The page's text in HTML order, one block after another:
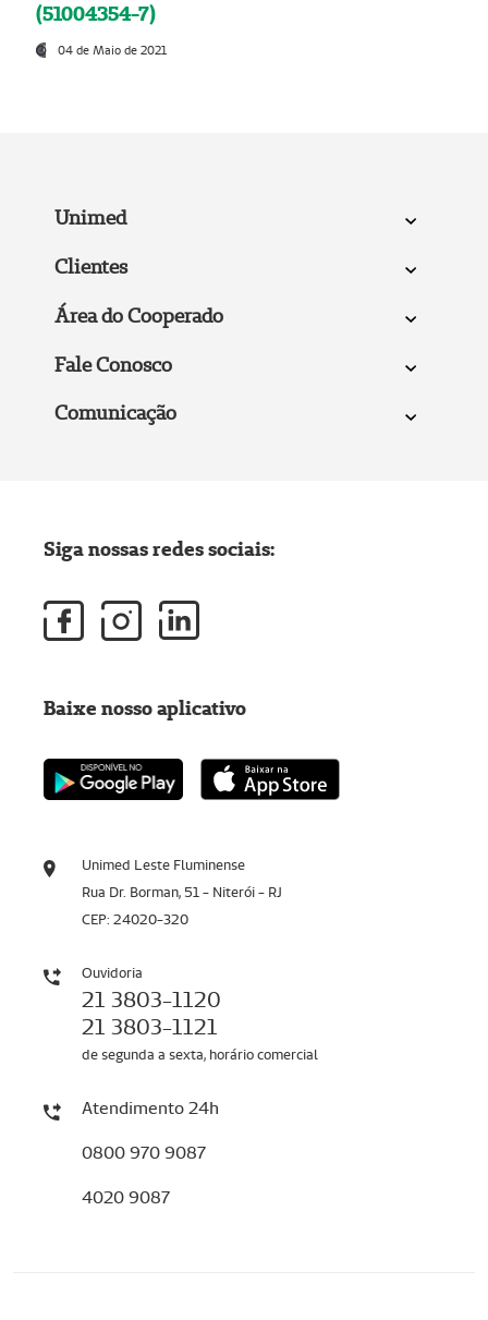
(51004354-7)
04 de Maio de 2021
Unimed
Clientes
Área do Cooperado
Fale Conosco
Comunicação
Unimed Leste Fluminense
Rua Dr. Borman, 51 - Niterói - RJ
CEP: 24020-320
Ouvidoria
21 3803-1120
21 3803-1121
de segunda a sexta, horário comercial
Atendimento 24h
0800 970 9087
4020 9087
Siga nossas redes sociais:
Baixe nosso aplicativo